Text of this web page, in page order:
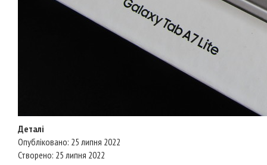
Деталі
Опубліковано: 25 липня 2022
Створено: 25 липня 2022